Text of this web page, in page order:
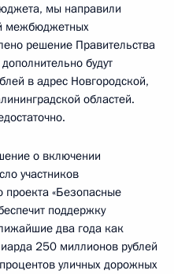
мы направили
межбюджетных
решение Правительства
будут
в адрес Новгородской,
областей.
о включении
участников
проекта «Безопасные
поддержку
два года как
250 миллионов рублей
уличных дорожных